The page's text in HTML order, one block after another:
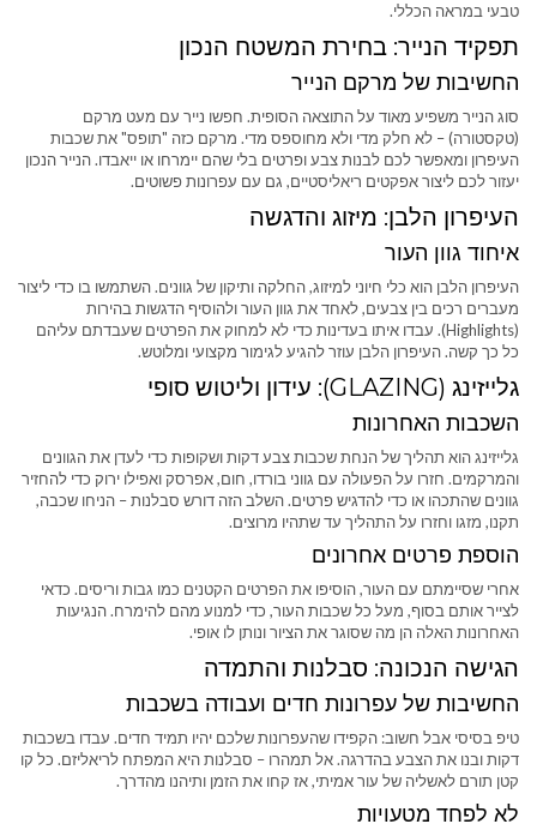
טבעי במראה הכללי.
תפקיד הנייר: בחירת המשטח הנכון
החשיבות של מרקם הנייר
סוג הנייר משפיע מאוד על התוצאה הסופית. חפשו נייר עם מעט מרקם
(טקסטורה) – לא חלק מדי ולא מחוספס מדי. מרקם כזה "תופס" את שכבות
העיפרון ומאפשר לכם לבנות צבע ופרטים בלי שהם יימרחו או ייאבדו. הנייר הנכון
יעזור לכם ליצור אפקטים ריאליסטיים, גם עם עפרונות פשוטים.
העיפרון הלבן: מיזוג והדגשה
איחוד גוון העור
העיפרון הלבן הוא כלי חיוני למיזוג, החלקה ותיקון של גוונים. השתמשו בו כדי ליצור
מעברים רכים בין צבעים, לאחד את גוון העור ולהוסיף הדגשות בהירות
(Highlights). עבדו איתו בעדינות כדי לא למחוק את הפרטים שעבדתם עליהם
כל כך קשה. העיפרון הלבן עוזר להגיע לגימור מקצועי ומלוטש.
גלייזינג (GLAZING): עידון וליטוש סופי
השכבות האחרונות
גלייזינג הוא תהליך של הנחת שכבות צבע דקות ושקופות כדי לעדן את הגוונים
והמרקמים. חזרו על הפעולה עם גווני בורדו, חום, אפרסק ואפילו ירוק כדי להחזיר
גוונים שהתכהו או כדי להדגיש פרטים. השלב הזה דורש סבלנות – הניחו שכבה,
תקנו, מזגו וחזרו על התהליך עד שתהיו מרוצים.
הוספת פרטים אחרונים
אחרי שסיימתם עם העור, הוסיפו את הפרטים הקטנים כמו גבות וריסים. כדאי
לצייר אותם בסוף, מעל כל שכבות העור, כדי למנוע מהם להימרח. הנגיעות
האחרונות האלה הן מה שסוגר את הציור ונותן לו אופי.
הגישה הנכונה: סבלנות והתמדה
החשיבות של עפרונות חדים ועבודה בשכבות
טיפ בסיסי אבל חשוב: הקפידו שהעפרונות שלכם יהיו תמיד חדים. עבדו בשכבות
דקות ובנו את הצבע בהדרגה. אל תמהרו – סבלנות היא המפתח לריאליזם. כל קו
קטן תורם לאשליה של עור אמיתי, אז קחו את הזמן ותיהנו מהדרך.
לא לפחד מטעויות